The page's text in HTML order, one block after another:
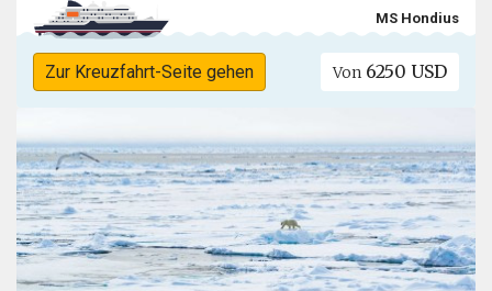
MS Hondius
Zur Kreuzfahrt-Seite gehen Von 6250 USD